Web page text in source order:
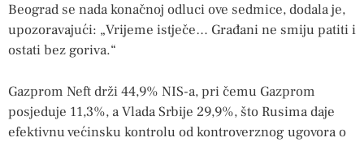
Beograd se nada konačnoj odluci ove sedmice, dodala je,
upozoravajući: „Vrijeme istječe… Građani ne smiju patiti i
ostati bez goriva.“
Gazprom Neft drži 44,9% NIS-a, pri čemu Gazprom
posjeduje 11,3%, a Vlada Srbije 29,9%, što Rusima daje
efektivnu većinsku kontrolu od kontroverznog ugovora o